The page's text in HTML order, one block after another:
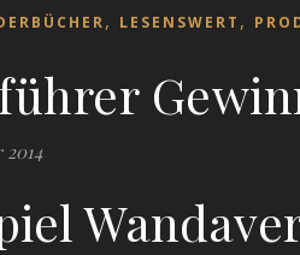
, LESENSWERT ,